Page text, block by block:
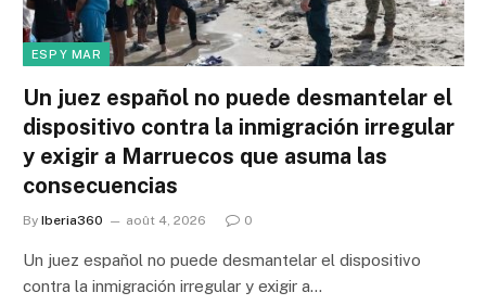
ESP Y MAR
Un juez español no puede desmantelar el
dispositivo contra la inmigración irregular
y exigir a Marruecos que asuma las
consecuencias
By Iberia360 août 4, 2026 0
Un juez español no puede desmantelar el dispositivo
contra la inmigración irregular y exigir a…